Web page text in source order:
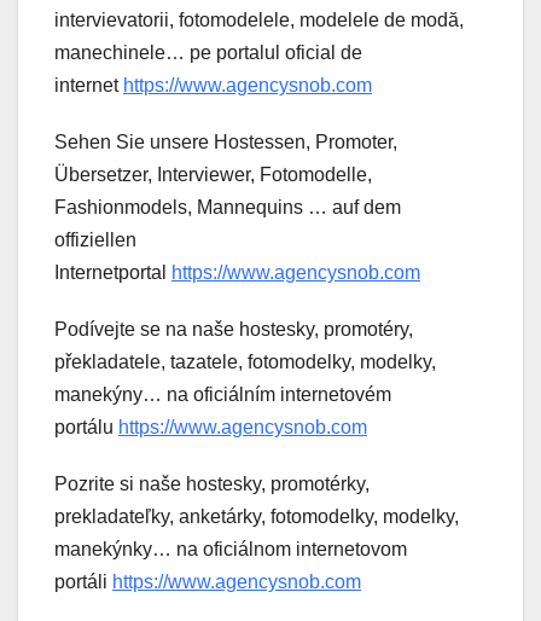
intervievatorii, fotomodelele, modelele de modă,
manechinele… pe portalul oficial de
internet https://www.agencysnob.com
Sehen Sie unsere Hostessen, Promoter,
Übersetzer, Interviewer, Fotomodelle,
Fashionmodels, Mannequins … auf dem
offiziellen
Internetportal
https://www.agencysnob.com
Podívejte se na naše hostesky, promotéry,
překladatele, tazatele, fotomodelky, modelky,
manekýny… na oficiálním internetovém
portálu https://www.agencysnob.com
Pozrite si naše hostesky, promotérky,
prekladateľky, anketárky, fotomodelky, modelky,
manekýnky… na oficiálnom internetovom
portáli https://www.agencysnob.com